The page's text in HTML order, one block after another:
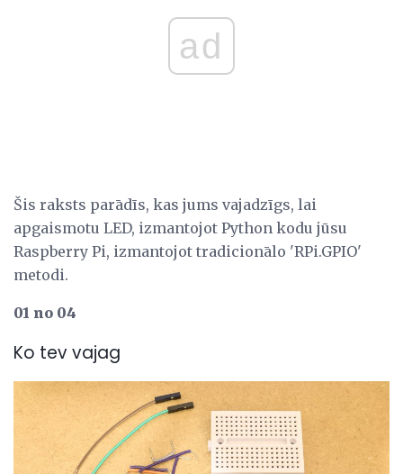
ad
Šis raksts parādīs, kas jums vajadzīgs, lai
apgaismotu LED, izmantojot Python kodu jūsu
Raspberry Pi, izmantojot tradicionālo 'RPi.GPIO'
metodi.
01 no 04
Ko tev vajag